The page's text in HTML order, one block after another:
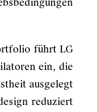
führt LG
ein, die
ausgelegt
reduziert